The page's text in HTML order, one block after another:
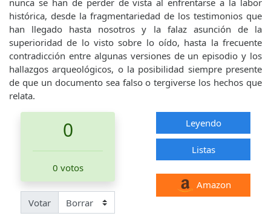
nunca se han de perder de vista al enfrentarse a la labor
histórica, desde la fragmentariedad de los testimonios que
han llegado hasta nosotros y la falaz asunción de la
superioridad de lo visto sobre lo oído, hasta la frecuente
contradicción entre algunas versiones de un episodio y los
hallazgos arqueológicos, o la posibilidad siempre presente
de que un documento sea falso o tergiverse los hechos que
relata.
0
0 votos
Votar
Leyendo
Listas
Amazon